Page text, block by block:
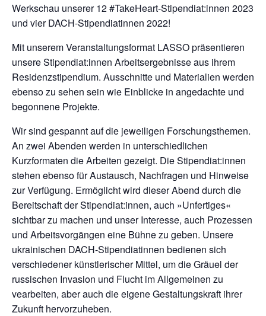
Werkschau unserer 12 #TakeHeart-Stipendiat:innen 2023
und vier DACH-Stipendiatinnen 2022!
Mit unserem Veranstaltungsformat LASSO präsentieren
unsere Stipendiat:innen Arbeitsergebnisse aus ihrem
Residenzstipendium. Ausschnitte und Materialien werden
ebenso zu sehen sein wie Einblicke in angedachte und
begonnene Projekte.
Wir sind gespannt auf die jeweiligen Forschungsthemen.
An zwei Abenden werden in unterschiedlichen
Kurzformaten die Arbeiten gezeigt. Die Stipendiat:innen
stehen ebenso für Austausch, Nachfragen und Hinweise
zur Verfügung. Ermöglicht wird dieser Abend durch die
Bereitschaft der Stipendiat:innen, auch »Unfertiges«
sichtbar zu machen und unser Interesse, auch Prozessen
und Arbeitsvorgängen eine Bühne zu geben. Unsere
ukrainischen DACH-Stipendiatinnen bedienen sich
verschiedener künstlerischer Mittel, um die Gräuel der
russischen Invasion und Flucht im Allgemeinen zu
vearbeiten, aber auch die eigene Gestaltungskraft ihrer
Zukunft hervorzuheben.